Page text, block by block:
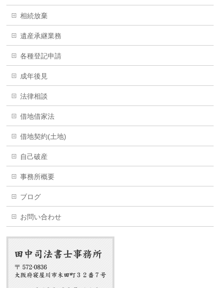
相続放棄
遺産承継業務
各種登記申請
成年後見
法律相談
借地借家法
借地契約(土地)
自己破産
事務所概要
ブログ
お問い合わせ